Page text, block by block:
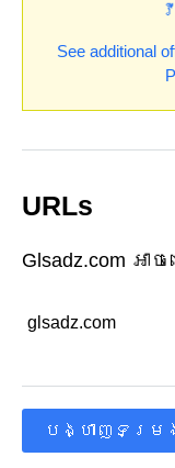
See additional
URLs
Glsadz.com អា
glsadz.com
បង្ហាញទម្រ